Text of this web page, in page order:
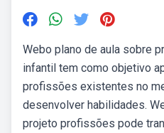
Webo plano de aula sobre
infantil tem como objetivo
profissões existentes no
desenvolver habilidades.
projeto profissões pode